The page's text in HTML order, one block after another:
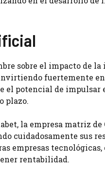
sobre el impacto de
fuertemente
potencial de impulsar
plazo.
la empresa matriz de
cuidadosamente sus
empresas
rentabilidad.